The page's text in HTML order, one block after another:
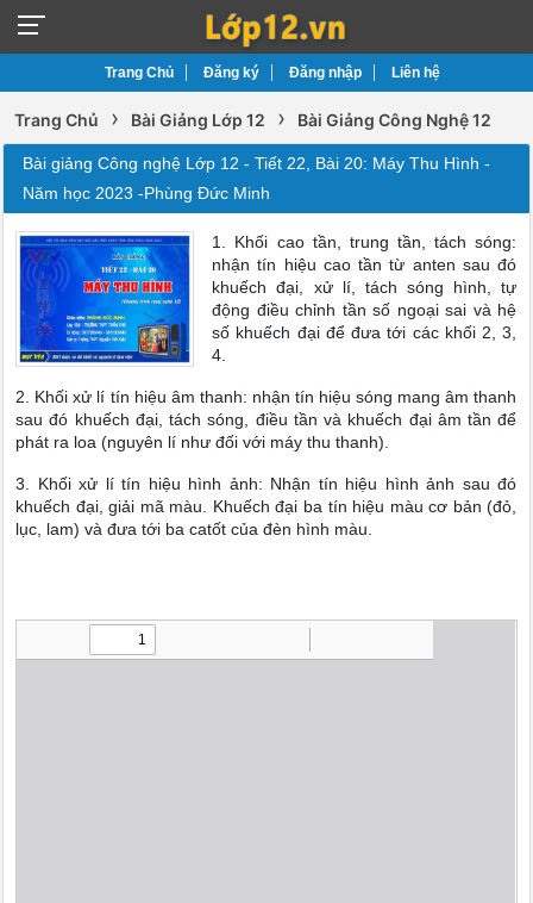
Trang Chủ Đăng ký Đăng nhập Liên hệ
Trang Chủ › Bài Giảng Lớp 12 › Bài Giảng Công Nghệ 12
Bài giảng Công nghệ Lớp 12 - Tiết 22, Bài 20: Máy Thu Hình -
Năm học 2023 -Phùng Đức Minh
1. Khối cao tần, trung tần, tách sóng:
nhận tín hiệu cao tần từ anten sau đó
khuếch đại, xử lí, tách sóng hình, tự
động điều chỉnh tần số ngoại sai và hệ
số khuếch đại để đưa tới các khối 2, 3,
4.
2. Khối xử lí tín hiệu âm thanh: nhận tín hiệu sóng mang âm thanh
sau đó khuếch đại, tách sóng, điều tần và khuếch đại âm tần để
phát ra loa (nguyên lí như đối với máy thu thanh).
3. Khối xử lí tín hiệu hình ảnh: Nhận tín hiệu hình ảnh sau đó
khuếch đại, giải mã màu. Khuếch đại ba tín hiệu màu cơ bản (đỏ,
lục, lam) và đưa tới ba catốt của đèn hình màu.